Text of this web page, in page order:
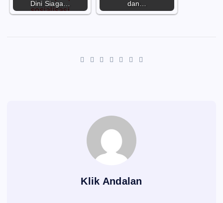
Dini Siaga… dan…
Klik Andalan